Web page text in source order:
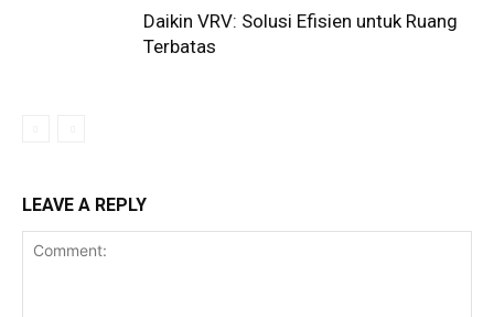
Daikin VRV: Solusi Efisien untuk Ruang
Terbatas
LEAVE A REPLY